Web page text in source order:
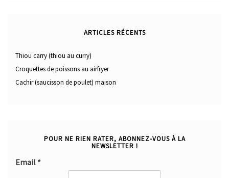
ARTICLES RÉCENTS
Thiou carry (thiou au curry)
Croquettes de poissons au airfryer
Cachir (saucisson de poulet) maison
POUR NE RIEN RATER, ABONNEZ-VOUS À LA
NEWSLETTER !
Email *